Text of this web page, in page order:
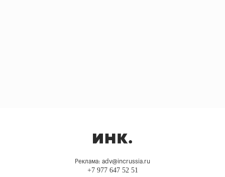
Реклама: adv@incrussia.ru
+7 977 647 52 51